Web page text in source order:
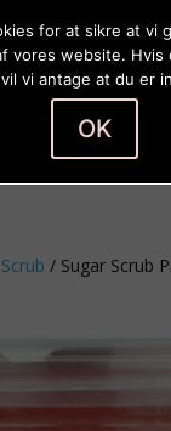
/ Sugar Scrub
for at sikre at vi
vores website.
vi antage at du er
OK